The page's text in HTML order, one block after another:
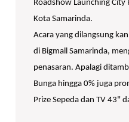
Roadshow Launching City
Kota Samarinda.
Acara yang dilangsung
di Bigmall Samarinda,
penasaran. Apalagi
Bunga hingga 0% juga
Prize Sepeda dan TV 43"